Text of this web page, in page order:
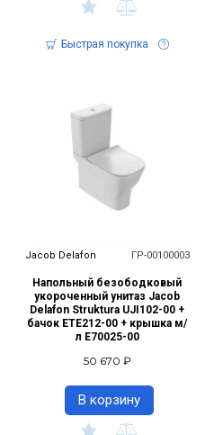
Быстрая покупка
Jacob Delafon ГР-00100003
Напольный безободковый
укороченный унитаз Jacob
Delafon Struktura UJI102-00 +
бачок ETE212-00 + крышка м/
л E70025-00
50 670 ₽
В корзину